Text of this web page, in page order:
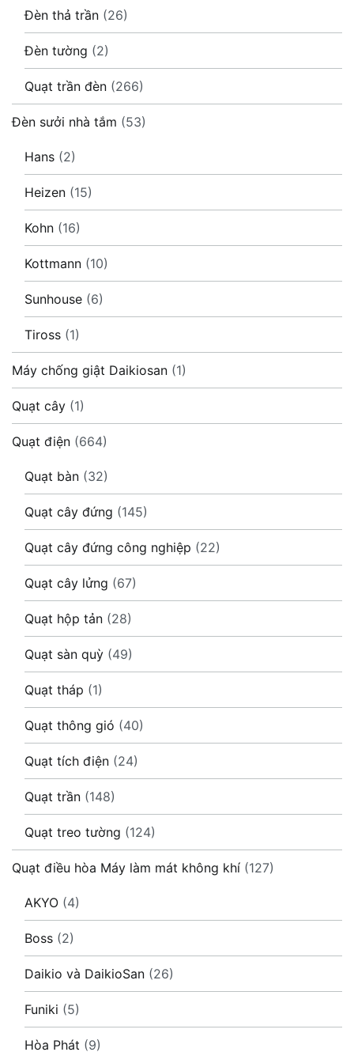
Đèn thả trần (26)
Đèn tường (2)
Quạt trần đèn (266)
Đèn sưởi nhà tắm (53)
Hans (2)
Heizen (15)
Kohn (16)
Kottmann (10)
Sunhouse (6)
Tiross (1)
Máy chống giật Daikiosan (1)
Quạt cây (1)
Quạt điện (664)
Quạt bàn (32)
Quạt cây đứng (145)
Quạt cây đứng công nghiệp (22)
Quạt cây lửng (67)
Quạt hộp tản (28)
Quạt sàn quỳ (49)
Quạt tháp (1)
Quạt thông gió (40)
Quạt tích điện (24)
Quạt trần (148)
Quạt treo tường (124)
Quạt điều hòa Máy làm mát không khí (127)
AKYO (4)
Boss (2)
Daikio và DaikioSan (26)
Funiki (5)
Hòa Phát (9)